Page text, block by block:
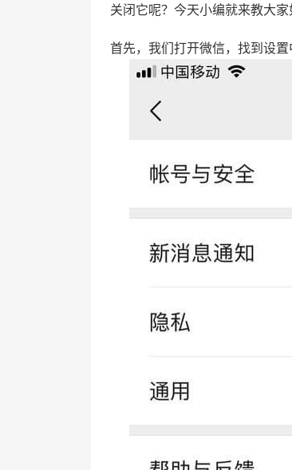
关闭它呢？今天小编就来教大家
首先，我们打开微信，找到设